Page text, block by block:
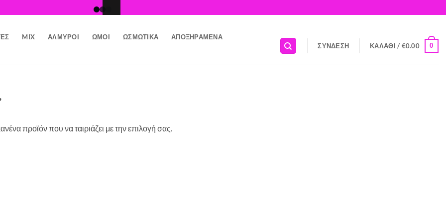
MIX ΑΛΜΥΡΟΊ ΩΜΟΊ ΩΣΜΩΤΙΚΆ ΑΠΟΞΗΡΑΜΈΝΑ
ΣΎΝΔΕΣΗ ΚΑΛΆΘΙ / €0.00 0
προϊόν που να ταιριάζει με την επιλογή σας.